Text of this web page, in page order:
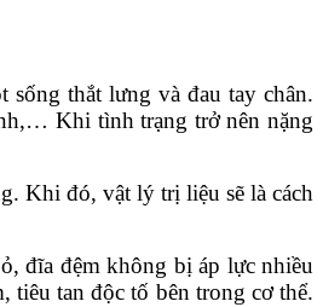
sống thắt lưng và đau tay chân.
Khi tình trạng trở nên nặng
Khi đó, vật lý trị liệu sẽ là cách
đĩa đệm không bị áp lực nhiều
tiêu tan độc tố bên trong cơ thể.